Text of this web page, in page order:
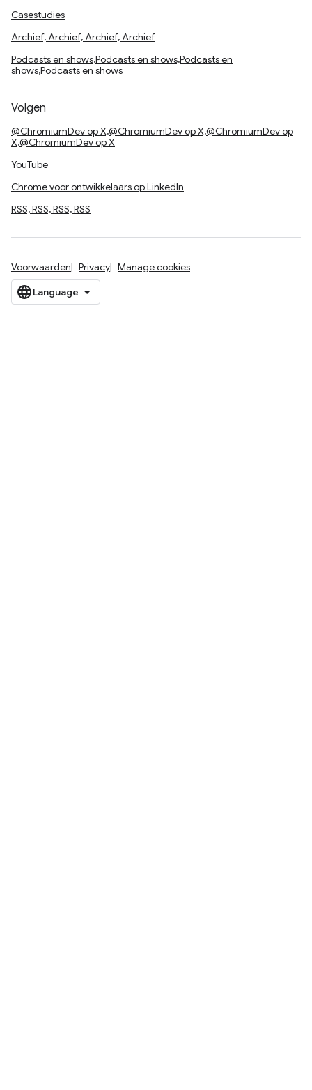
Casestudies
Archief, Archief, Archief, Archief
Podcasts en shows,Podcasts en shows,Podcasts en
shows,Podcasts en shows
Volgen
@ChromiumDev op X,@ChromiumDev op X,@ChromiumDev op
X,@ChromiumDev op X
YouTube
Chrome voor ontwikkelaars op LinkedIn
RSS, RSS, RSS, RSS
Voorwaarden Privacy Manage cookies